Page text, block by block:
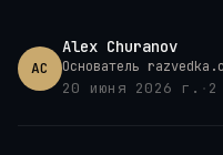
AC
Alex Churanov
Основатель
20 июня 2026 г. · 2